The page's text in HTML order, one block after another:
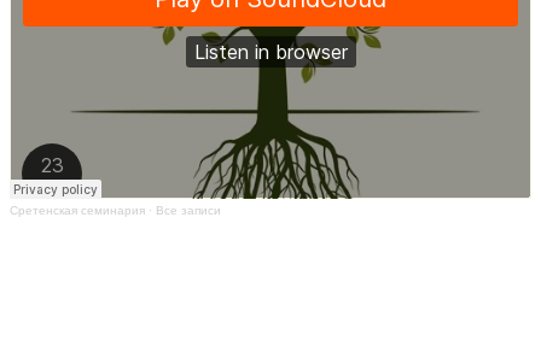
Сретенская семинария · Все записи